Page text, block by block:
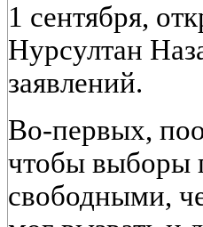
1 сентября,
Нурсултан
заявлений.
Во-первых,
чтобы выборы
свободными,